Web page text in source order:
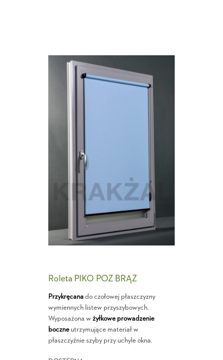
Roleta PIKO POZ BRĄZ
Przykręcanado czołowej płaszczyzny
wymiennych listew przyszybowych.
Wyposażona w żyłkowe prowadzenie
boczneutrzymujące materiał w
płaszczyźnie szyby przy uchyle okna.